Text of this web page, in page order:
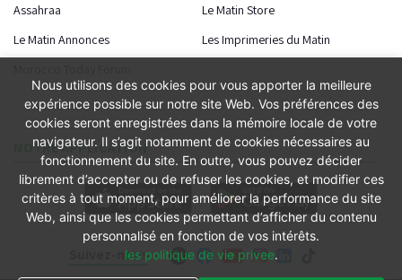
Suivez-nous
Assahraa
Le Matin Store
Le Matin Annonces
Les Imprimeries du Matin
NOTRE APPLICATION
Nous utilisons des cookies pour vous apporter la meilleure
expérience possible sur notre site Web. Vos préférences des
cookies seront enregistrées dans la mémoire locale de votre
navigateur. Il s’agit notamment de cookies nécessaires au
fonctionnement du site. En outre, vous pouvez décider
librement d’accepter ou de refuser les cookies, et modifier ces
critères à tout moment, pour améliorer la performance du site
Web, ainsi que les cookies permettant d’afficher du contenu
personnalisé en fonction de vos intérêts.
les politique de vie privee.